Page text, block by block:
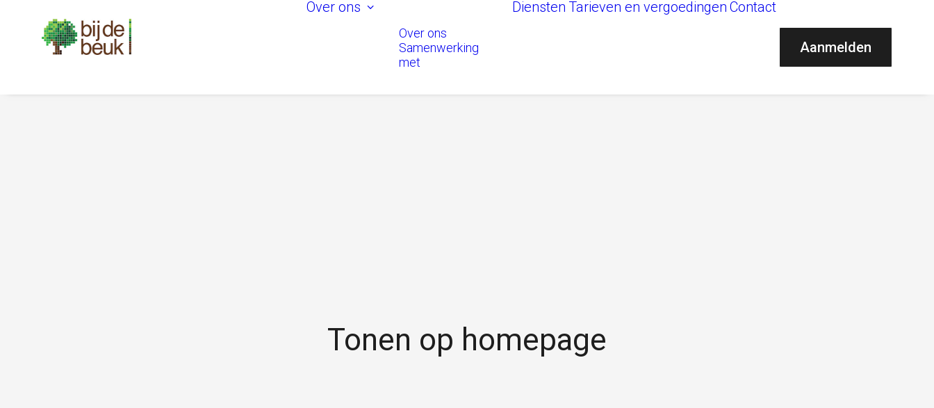
Over ons
Over ons
Samenwerking
met
Diensten Tarieven en vergoedingen Contact
Aanmelden
Tonen op homepage